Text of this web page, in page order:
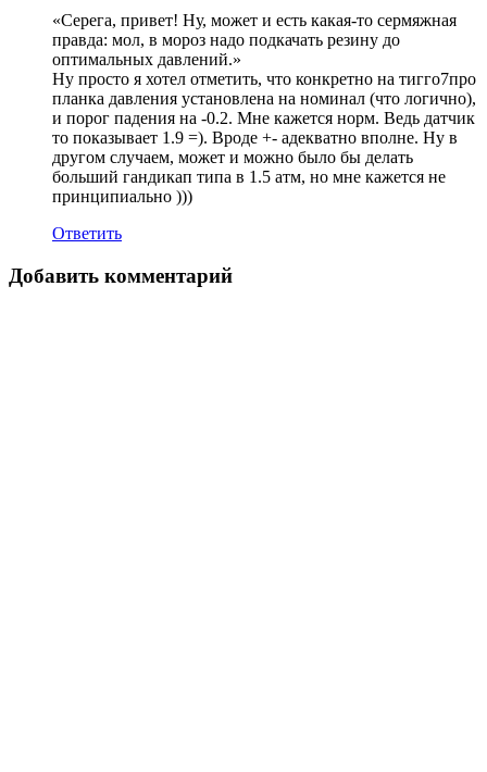
«Серега, привет! Ну, может и есть какая-то сермяжная
правда: мол, в мороз надо подкачать резину до
оптимальных давлений.»
Ну просто я хотел отметить, что конкретно на тигго7про
планка давления установлена на номинал (что логично),
и порог падения на -0.2. Мне кажется норм. Ведь датчик
то показывает 1.9 =). Вроде +- адекватно вполне. Ну в
другом случаем, может и можно было бы делать
больший гандикап типа в 1.5 атм, но мне кажется не
принципиально )))
Ответить
Добавить комментарий